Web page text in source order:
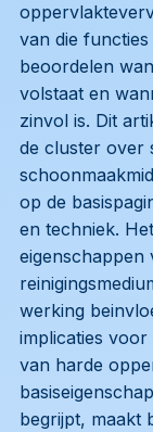
van die
beoordelen
volstaat en
zinvol is. Dit
de cluster over
op de
en techniek.
eigenschappen
werking
implicaties
van harde
begrijpt, maakt